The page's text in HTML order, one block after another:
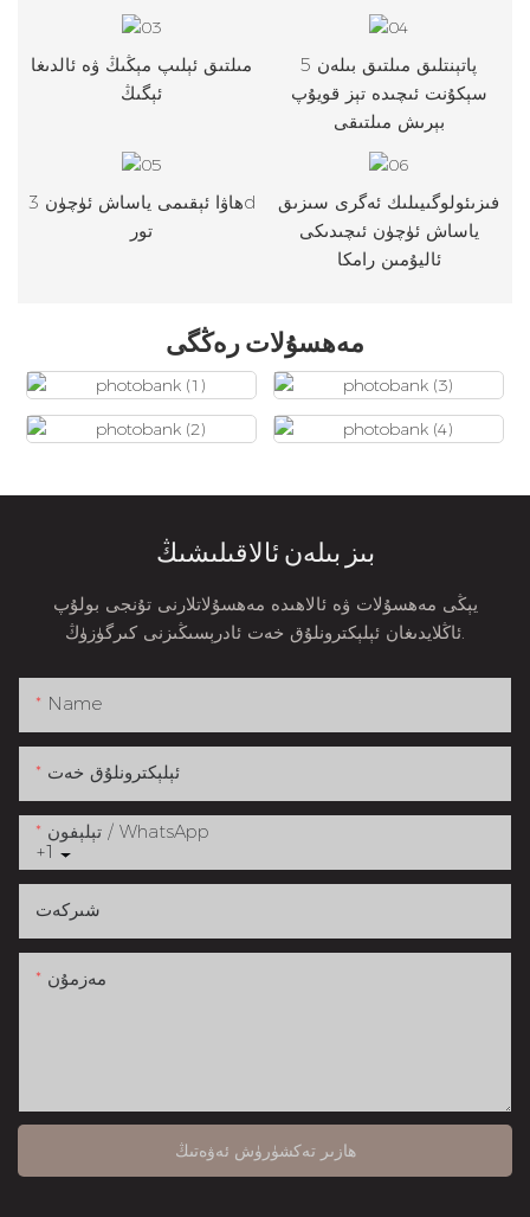
مىلتىق ئېلىپ مېڭىڭ ۋە ئالدىغا
ئېگىڭ
پاتېنتلىق مىلتىق بىلەن 5
سېكۇنت ئىچىدە تېز قويۇپ
بېرىش مىلتىقى
ھاۋا ئېقىمى ياساش ئۈچۈن 3d
تور
فىزىئولوگىيىلىك ئەگرى سىزىق
ياساش ئۈچۈن ئىچىدىكى
ئاليۇمىن رامكا
مەھسۇلات رەڭگى
بىز بىلەن ئالاقىلىشىڭ
يېڭى مەھسۇلات ۋە ئالاھىدە مەھسۇلاتلارنى تۇنجى بولۇپ
ئاڭلايدىغان ئېلېكترونلۇق خەت ئادرېسىڭىزنى كىرگۈزۈڭ.
Name
ئېلېكترونلۇق خەت
+1
تېلېفون / WhatsApp
شىركەت
مەزمۇن
ھازىر تەكشۈرۈش ئەۋەتىڭ